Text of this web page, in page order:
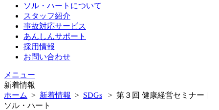
ソル・ハートについて
スタッフ紹介
事故対応サービス
あんしんサポート
採用情報
お問い合わせ
メニュー
新着情報
ホーム > 新着情報 > SDGs > 第３回 健康経営セミナー |
ソル・ハート